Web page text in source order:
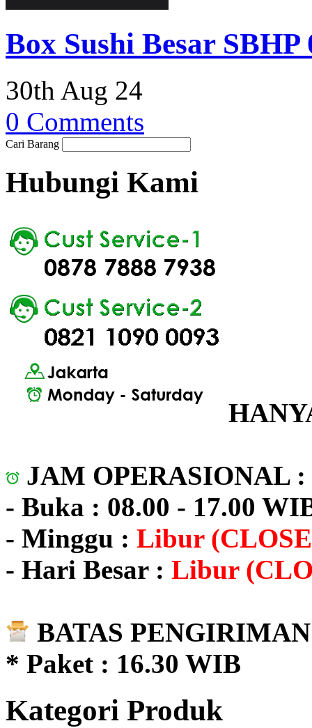
Box Sushi Besar
30th Aug 24
0 Comments
Cari Barang
Hubungi Kami
JAM OPERASIONAL :
- Buka : 08.00 - 17.00
- Minggu : Libur
- Hari Besar : Libur
BATAS
* Paket : 16.30 WIB
Kategori Produk